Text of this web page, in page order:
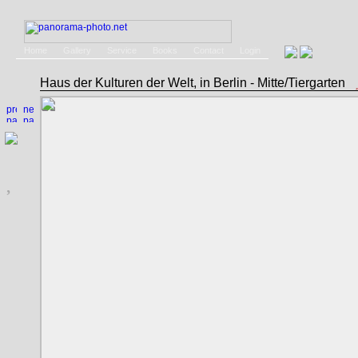
Haus der Kulturen der Welt, in Berlin - Mitte/Tiergarten